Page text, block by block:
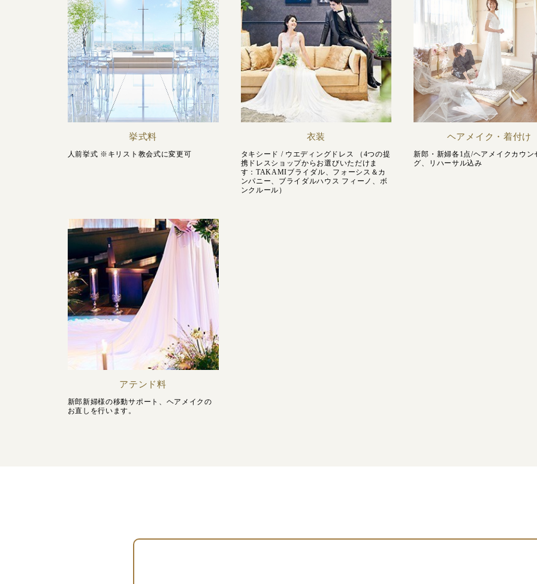
挙式料
人前挙式 ※キリスト教会式に変更可
衣装
タキシード / ウエディングドレス （4つの提
携ドレスショップからお選びいただけま
す：TAKAMIブライダル、フォーシス＆カ
ンパニー、ブライダルハウス フィーノ、ボ
ンクルール）
ヘアメイク・着付け
新郎・新婦各1点/ヘアメイクカウン
グ、リハーサル込み
アテンド料
新郎新婦様の移動サポート、ヘアメイクの
お直しを行います。